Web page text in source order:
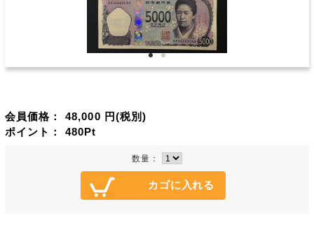
会員価格： 48,000 円(税別)
ポイント： 480Pt
数量：